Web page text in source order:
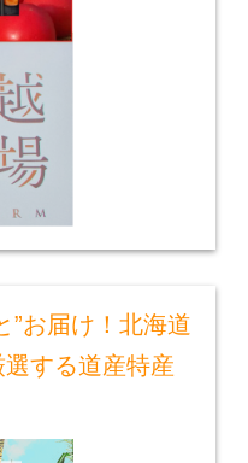
”お届け！北海道
する道産特産